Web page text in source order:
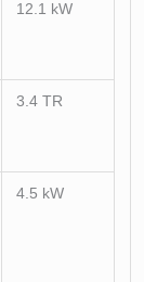
12.1 kW
3.4 TR
4.5 kW